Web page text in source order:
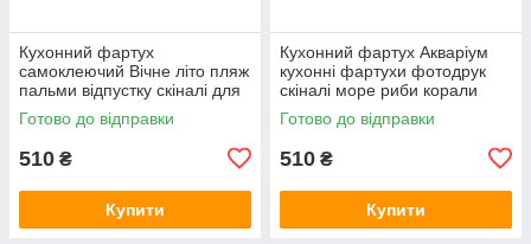
Кухонний фартух
самоклеючий Вічне літо пляж
пальми відпустку скіналі для
кухні наклейка ПВХ беж
600х2000 мм
Готово до відправки
510 ₴
Купити
Кухонний фартух Акваріум
кухонні фартухи фотодрук
скіналі море риби корали
600х2000 мм
Готово до відправки
510 ₴
Купити